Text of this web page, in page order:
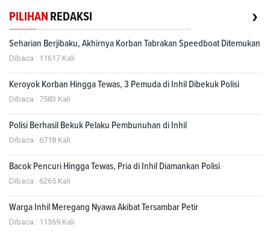
PILIHAN REDAKSI ›
Seharian Berjibaku, Akhirnya Korban Tabrakan Speedboat Ditemukan
Dibaca : 11617 Kali
Keroyok Korban Hingga Tewas, 3 Pemuda di Inhil Dibekuk Polisi
Dibaca : 7583 Kali
Polisi Berhasil Bekuk Pelaku Pembunuhan di Inhil
Dibaca : 6718 Kali
Bacok Pencuri Hingga Tewas, Pria di Inhil Diamankan Polisi
Dibaca : 6265 Kali
Warga Inhil Meregang Nyawa Akibat Tersambar Petir
Dibaca : 11369 Kali